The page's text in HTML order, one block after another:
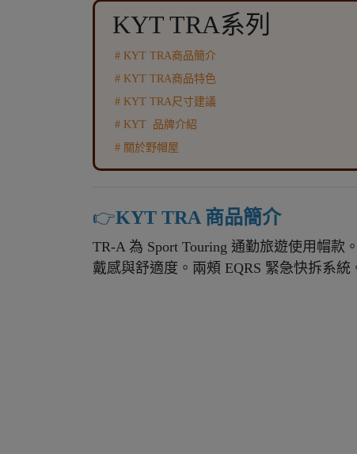
KYT TRA系列
# KYT TRA商品簡介
# KYT TRA商品特色
# KYT TRA尺寸建議
# KYT 品牌介紹
# 關於野帽屋
👉️KYT TRA 商品簡介
TR-A 為 Sport Touring 通勤旅遊使用帽款
戴感與舒適度。兩頰 EQRS 緊急快拆系統